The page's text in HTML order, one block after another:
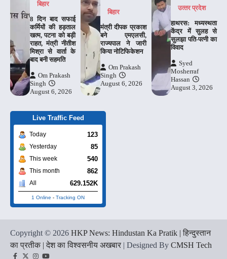
बिहार
8 दिन बाद सफाई
कर्मियों की हड़ताल
खत्म, पटना को बड़ी
राहत, मंत्री नीतीश
मिश्रा से वार्ता के
बाद बनी सहमति
Om Prakash
Singh
August 6, 2026
बिहार
मंत्री दीपक प्रकाश
बने एमएलसी,
राज्यपाल ने जारी
किया नोटिफिकेशन
Om Prakash
Singh
August 6, 2026
उत्‍तर प्रदेश
हाथरस: मध्यस्थता
केंद्र में सुलह से
सुलझा पति-पत्नी का
विवाद
Syed
Mosherraf
Hassan
August 3, 2026
Live Traffic Feed
Today 123
Yesterday 85
This week 540
This month 862
All 629.152K
1 Online - Tracking ON
Copyright © 2026 HKP News: Hindustan Ka Pratik | हिन्दुस्तान
का प्रतीक | देश का विश्वसनीय अखबार | Designed By CMSH Tech